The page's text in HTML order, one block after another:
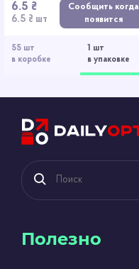
55 шт
в коробке
1 шт
в упаковке
6.5 ₴
6.5 ₴ шт
Сообщить когда
появится
Полезно